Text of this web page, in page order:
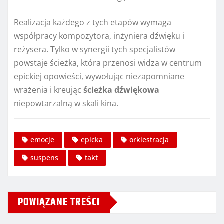
Realizacja każdego z tych etapów wymaga
współpracy kompozytora, inżyniera dźwięku i
reżysera. Tylko w synergii tych specjalistów
powstaje ścieżka, która przenosi widza w centrum
epickiej opowieści, wywołując niezapomniane
wrażenia i kreując ścieżka dźwiękowa
niepowtarzalną w skali kina.
emocje epicka
orkiestracja
suspens
takt
POWIĄZANE TREŚCI